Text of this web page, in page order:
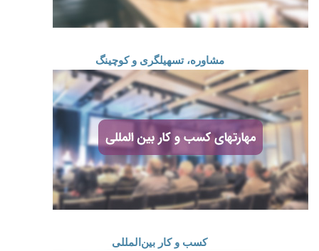
مشاوره، تسهیلگری و کوچینگ
کسب و کار بین‌المللی